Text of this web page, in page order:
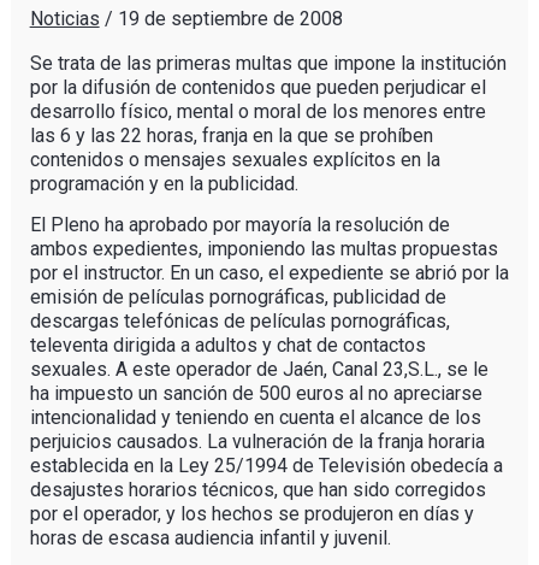
Noticias / 19 de septiembre de 2008
Se trata de las primeras multas que impone la institución
por la difusión de contenidos que pueden perjudicar el
desarrollo físico, mental o moral de los menores entre
las 6 y las 22 horas, franja en la que se prohíben
contenidos o mensajes sexuales explícitos en la
programación y en la publicidad.
El Pleno ha aprobado por mayoría la resolución de
ambos expedientes, imponiendo las multas propuestas
por el instructor. En un caso, el expediente se abrió por la
emisión de películas pornográficas, publicidad de
descargas telefónicas de películas pornográficas,
televenta dirigida a adultos y chat de contactos
sexuales. A este operador de Jaén, Canal 23,S.L., se le
ha impuesto un sanción de 500 euros al no apreciarse
intencionalidad y teniendo en cuenta el alcance de los
perjuicios causados. La vulneración de la franja horaria
establecida en la Ley 25/1994 de Televisión obedecía a
desajustes horarios técnicos, que han sido corregidos
por el operador, y los hechos se produjeron en días y
horas de escasa audiencia infantil y juvenil.